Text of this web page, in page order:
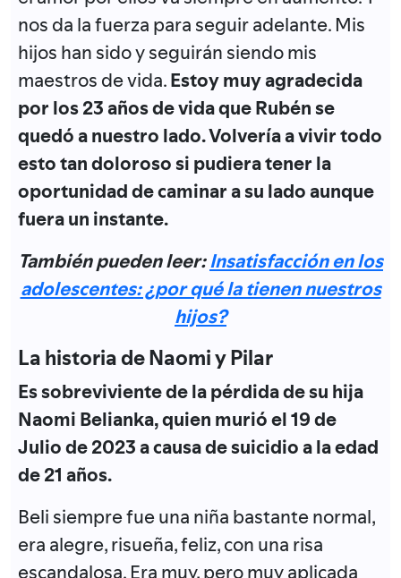
nos da la fuerza para seguir adelante. Mis
hijos han sido y seguirán siendo mis
maestros de vida.Estoy muy agradecida
por los 23 años de vida que Rubén se
quedó a nuestro lado. Volvería a vivir todo
esto tan doloroso si pudiera tener la
oportunidad de caminar a su lado aunque
fuera un instante.
También pueden leer:Insatisfacción en los
adolescentes: ¿por qué la tienen nuestros
hijos?
La historia de Naomi y Pilar
Es sobreviviente de la pérdida de su hija
Naomi Belianka, quien murió el 19 de
Julio de 2023 a causa de suicidio a la edad
de 21 años.
Beli siempre fue una niña bastante normal,
era alegre, risueña, feliz, con una risa
escandalosa. Era muy, pero muy aplicada